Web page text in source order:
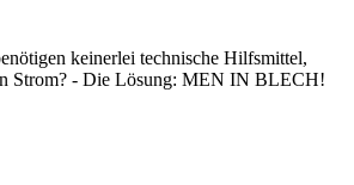
keinerlei technische Hilfsmittel,
Strom? - Die Lösung: MEN IN BLECH!